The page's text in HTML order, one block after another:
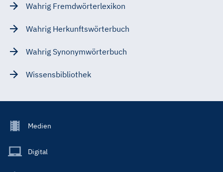
Wahrig Fremdwörterlexikon
Wahrig Herkunftswörterbuch
Wahrig Synonymwörterbuch
Wissensbibliothek
Footer
Main
Medien
Digital